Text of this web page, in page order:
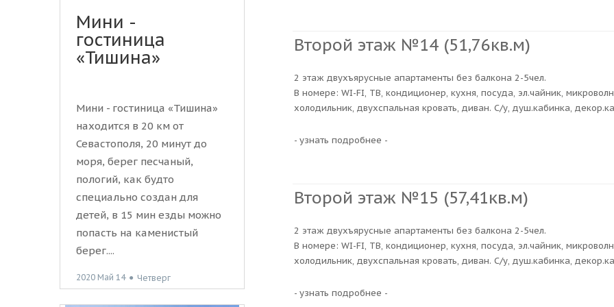
Второй этаж №14 (51,76кв.м)
2 этаж двухъярусные апартаменты без балкона 2-5чел.
В номере: WI-FI, ТВ, кондиционер, кухня, посуда, эл.чайник,
холодильник, двухспальная кровать, диван. С/у, душ.кабинка,
- узнать подробнее -
Второй этаж №15 (57,41кв.м)
2 этаж двухъярусные апартаменты без балкона 2-5чел.
В номере: WI-FI, ТВ, кондиционер, кухня, посуда, эл.чайник,
холодильник, двухспальная кровать, диван. С/у, душ.кабинка,
- узнать подробнее -
Мини -
гостиница
«Тишина»
Мини - гостиница «Тишина»
находится в 20 км от
Севастополя, 20 минут до
моря, берег песчаный,
пологий, как будто
специально создан для
детей, в 15 мин езды можно
попасть на каменистый
берег....
2020 Май 14 ● Четверг